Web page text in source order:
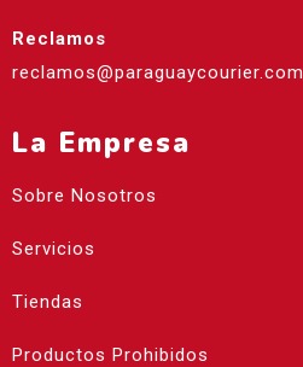
Reclamos
reclamos@paraguaycourier.com
La Empresa
Sobre Nosotros
Servicios
Tiendas
Productos Prohibidos